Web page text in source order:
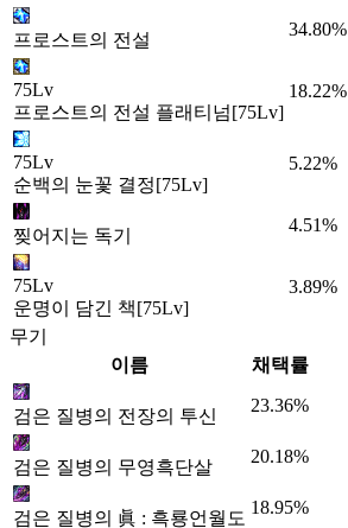
프로스트의 전설
34.80%
75Lv
프로스트의 전설 플래티넘[75Lv]
18.22%
75Lv
순백의 눈꽃 결정[75Lv]
5.22%
찢어지는 독기
4.51%
75Lv
운명이 담긴 책[75Lv]
3.89%
무기
이름
채택률
검은 질병의 전장의 투신
23.36%
검은 질병의 무영흑단살
20.18%
검은 질병의 眞 : 흑룡언월도
18.95%